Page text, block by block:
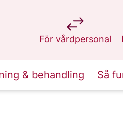
För vårdpersonal
på 1177.se
& behandling Så